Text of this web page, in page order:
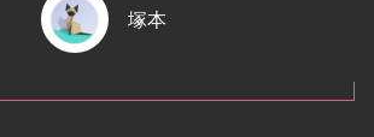
塚本